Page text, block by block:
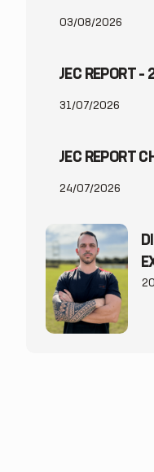
03/08/2026
JEC REPORT
31/07/2026
JEC REPORT
24/07/2026